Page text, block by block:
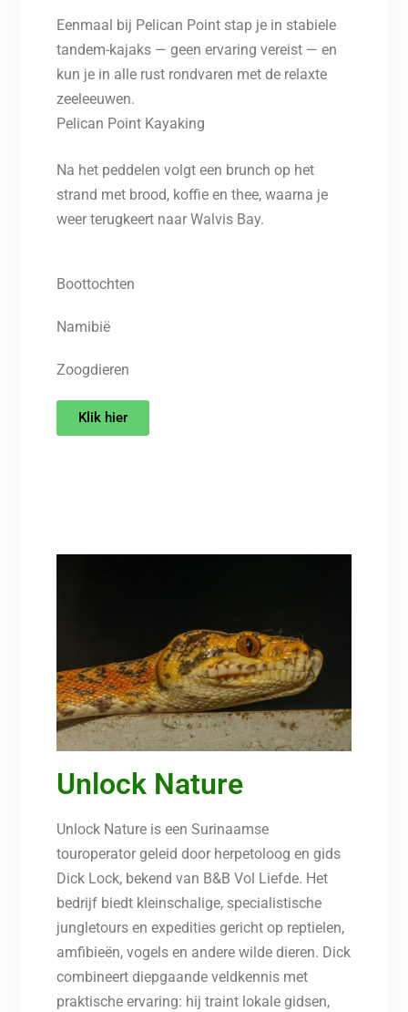
Eenmaal bij Pelican Point stap je in stabiele
tandem-kajaks — geen ervaring vereist — en
kun je in alle rust rondvaren met de relaxte
zeeleeuwen.
Pelican Point Kayaking
Na het peddelen volgt een brunch op het
strand met brood, koffie en thee, waarna je
weer terugkeert naar Walvis Bay.
Boottochten
Namibië
Zoogdieren
Klik hier
Unlock Nature
Unlock Nature is een Surinaamse
touroperator geleid door herpetoloog en gids
Dick Lock, bekend van B&B Vol Liefde. Het
bedrijf biedt kleinschalige, specialistische
jungletours en expedities gericht op reptielen,
amfibieën, vogels en andere wilde dieren. Dick
combineert diepgaande veldkennis met
praktische ervaring: hij traint lokale gidsen,